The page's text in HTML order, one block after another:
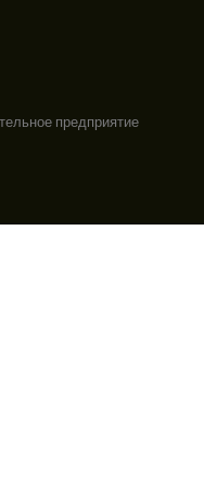
предприятие